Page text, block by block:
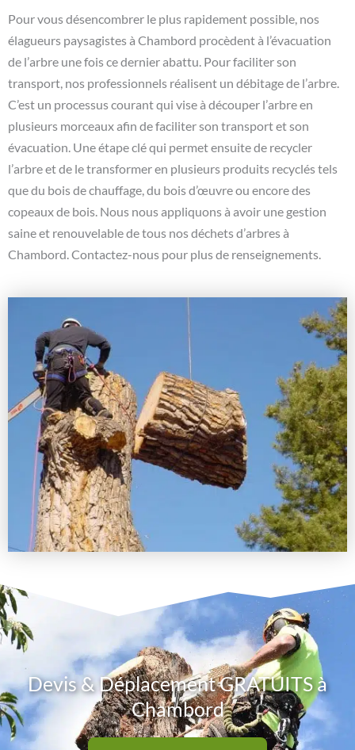
Pour vous désencombrer le plus rapidement possible, nos
élagueurs paysagistes à Chambord procèdent à l’évacuation
de l’arbre une fois ce dernier abattu. Pour faciliter son
transport, nos professionnels réalisent un débitage de l’arbre.
C’est un processus courant qui vise à découper l’arbre en
plusieurs morceaux afin de faciliter son transport et son
évacuation. Une étape clé qui permet ensuite de recycler
l’arbre et de le transformer en plusieurs produits recyclés tels
que du bois de chauffage, du bois d’œuvre ou encore des
copeaux de bois. Nous nous appliquons à avoir une gestion
saine et renouvelable de tous nos déchets d’arbres à
Chambord. Contactez-nous pour plus de renseignements.
Devis & Déplacement GRATUITS à
Chambord